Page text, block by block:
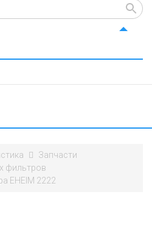
Запчасти
фильтров
EHEIM 2222